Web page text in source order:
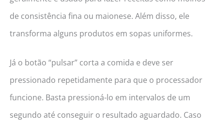
de consistência fina ou maionese. Além disso, ele
transforma alguns produtos em sopas uniformes.
Já o botão “pulsar” corta a comida e deve ser
pressionado repetidamente para que o processador
funcione. Basta pressioná-lo em intervalos de um
segundo até conseguir o resultado aguardado. Caso